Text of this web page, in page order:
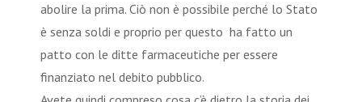
abolire la prima. Ciò non è possibile perché lo Stato
è senza soldi e proprio per questo ha fatto un
patto con le ditte farmaceutiche per essere
finanziato nel debito pubblico.